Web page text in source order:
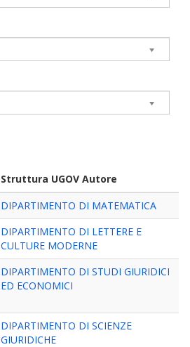
Struttura UGOV Autore
DIPARTIMENTO DI MATEMATICA
DIPARTIMENTO DI LETTERE E
CULTURE MODERNE
DIPARTIMENTO DI STUDI GIURIDICI
ED ECONOMICI
DIPARTIMENTO DI SCIENZE
GIURIDICHE